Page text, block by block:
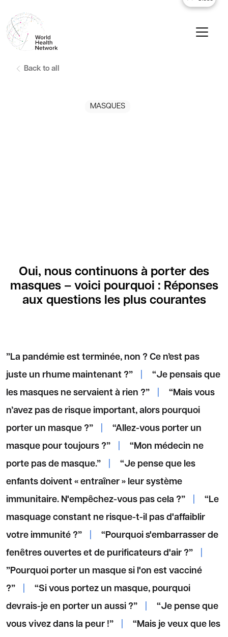
Back to all
MASQUES
Oui, nous continuons à porter des
masques – voici pourquoi : Réponses
aux questions les plus courantes
”La pandémie est terminée, non ? Ce n’est pas
juste un rhume maintenant ?”
“Je pensais que
les masques ne servaient à rien ?”
“Mais vous
n’avez pas de risque important, alors pourquoi
porter un masque ?”
“Allez-vous porter un
masque pour toujours ?”
“Mon médecin ne
porte pas de masque.”
“Je pense que les
enfants doivent « entraîner » leur système
immunitaire. N'empêchez-vous pas cela ?”
“Le
masquage constant ne risque-t-il pas d'affaiblir
votre immunité ?”
“Pourquoi s'embarrasser de
fenêtres ouvertes et de purificateurs d'air ?”
”Pourquoi porter un masque si l'on est vacciné
?”
“Si vous portez un masque, pourquoi
devrais-je en porter un aussi ?”
“Je pense que
vous vivez dans la peur !”
“Mais je veux que les